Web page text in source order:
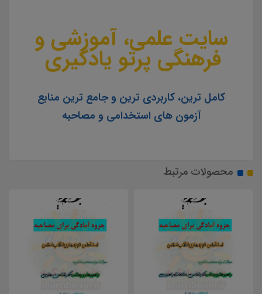
سایت علمی، آموزشی و
فرهنگی پرتو یادگیری
کامل ترین، کاربردی ترین و جامع ترین منابع
آزمون های استخدامی و مصاحبه
محصولات مرتبط